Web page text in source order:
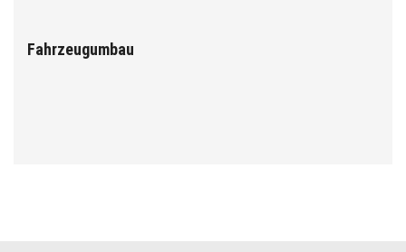
Fahrzeugumbau